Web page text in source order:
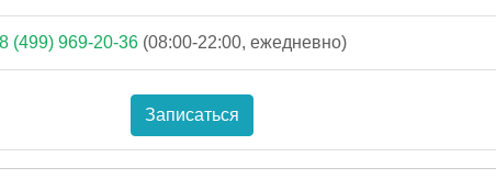
8 (499) 969-20-36 (08:00-22:00, ежедневно)
Записаться